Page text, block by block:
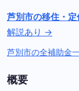
芦別市の移住・
解説あり →
芦別市の全補助金
概要